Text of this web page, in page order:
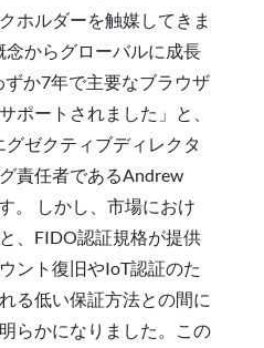
ホルダーを触媒してきま
念からグローバルに成長
ずか7年で主要なブラウザ
ポートされました」と、
ゼクティブディレクタ
責任者であるAndrew
。 しかし、市場におけ
、FIDO認証規格が提供
ント復旧やIoT認証のた
る低い保証方法との間に
らかになりました。この